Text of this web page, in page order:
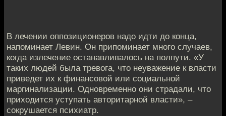
В лечении оппозиционеров надо идти до конца,
напоминает Левин. Он припоминает много случаев,
когда излечение останавливалось на полпути. «У
таких людей была тревога, что неуважение к власти
приведет их к финансовой или социальной
маргинализации. Одновременно они страдали, что
приходится уступать авторитарной власти», –
сокрушается психиатр.